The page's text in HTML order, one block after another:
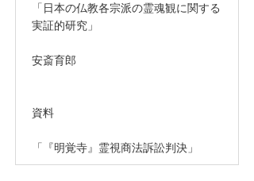
「日本の仏教各宗派の霊魂観に関する
実証的研究」
安斎育郎
資料
「『明覚寺』霊視商法訴訟判決」